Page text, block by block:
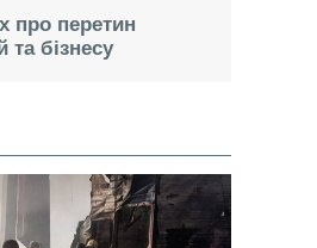
про перетин
бізнесу